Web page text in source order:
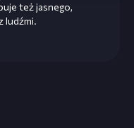
też jasnego,
ludźmi.